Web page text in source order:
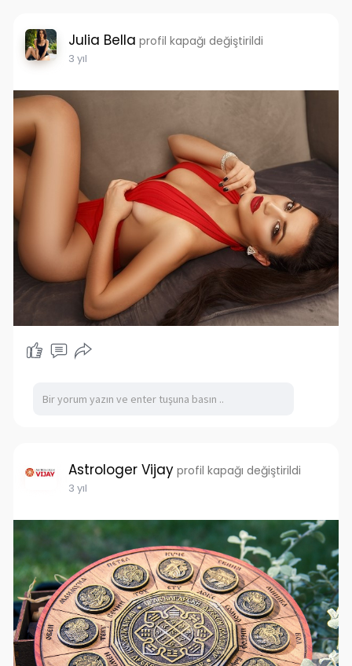
Julia Bella profil kapağı değiştirildi
3 yıl
Astrologer Vijay profil kapağı değiştirildi
3 yıl